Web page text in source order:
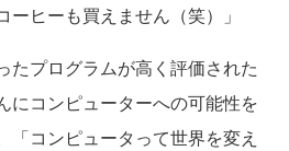
ヒーも買えません（笑）」
プログラムが高く評価された
にコンピューターへの可能性を
「コンピュータって世界を変え